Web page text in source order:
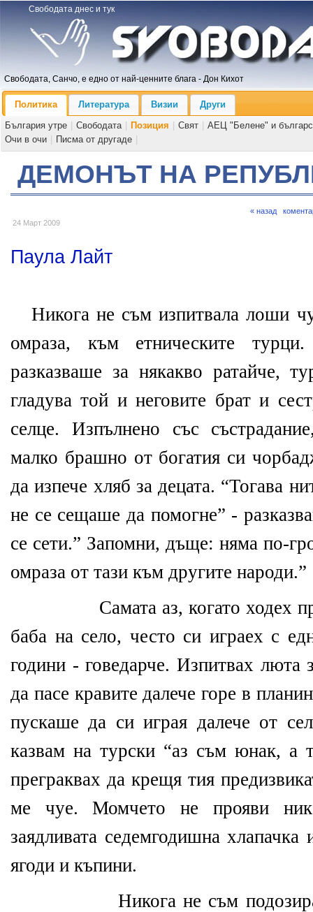
Свободата днес и тук
Свободата, Санчо, е едно от най-ценните блага - Дон Кихот
Политика Литература Визии
Други
България утре
Свободата Позиция Свят
АЕЦ "Белене" и
Очи в очи
Писма от другаде
ДЕМОНЪТ НА
24 Март 2009
« назад
Паула Лайт
Никога не съм изпитвала лоши
омраза, към етническите
разказваше за някакво ратайче,
гладува той и неговите брат и
селце. Изпълнено със
малко брашно от богатия си
да изпече хляб за децата. “Тогава
не се сещаше да помогне” -
се сети.” Запомни, дъще: няма по-
омраза от тази към другите народи.”
Самата аз, когато ходех
баба на село, често си играех с
години - говедарче. Изпитвах люта
да пасе кравите далече горе в
пускаше да си играя далече от
казвам на турски “аз съм юнак, а
преграквах да крещя тия
ме чуе. Момчето не прояви
заядливата седемгодишна
ягоди и къпини.
Никога не съм